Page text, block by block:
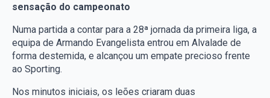
sensação do campeonato
Numa partida a contar para a 28ª jornada da primeira liga, a
equipa de Armando Evangelista entrou em Alvalade de
forma destemida, e alcançou um empate precioso frente
ao Sporting.
Nos minutos iniciais, os leões criaram duas